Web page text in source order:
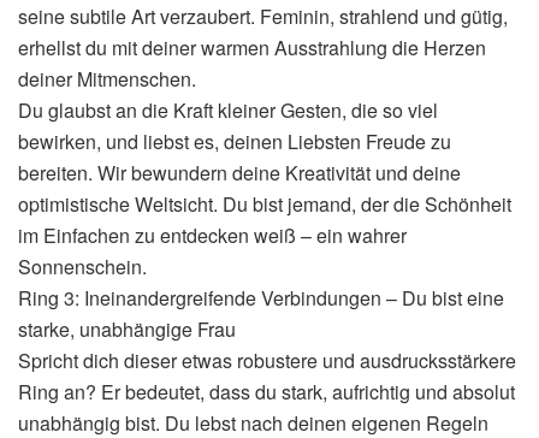
seine subtile Art verzaubert. Feminin, strahlend und gütig,
erhellst du mit deiner warmen Ausstrahlung die Herzen
deiner Mitmenschen.
Du glaubst an die Kraft kleiner Gesten, die so viel
bewirken, und liebst es, deinen Liebsten Freude zu
bereiten. Wir bewundern deine Kreativität und deine
optimistische Weltsicht. Du bist jemand, der die Schönheit
im Einfachen zu entdecken weiß – ein wahrer
Sonnenschein.
Ring 3: Ineinandergreifende Verbindungen – Du bist eine
starke, unabhängige Frau
Spricht dich dieser etwas robustere und ausdrucksstärkere
Ring an? Er bedeutet, dass du stark, aufrichtig und absolut
unabhängig bist. Du lebst nach deinen eigenen Regeln